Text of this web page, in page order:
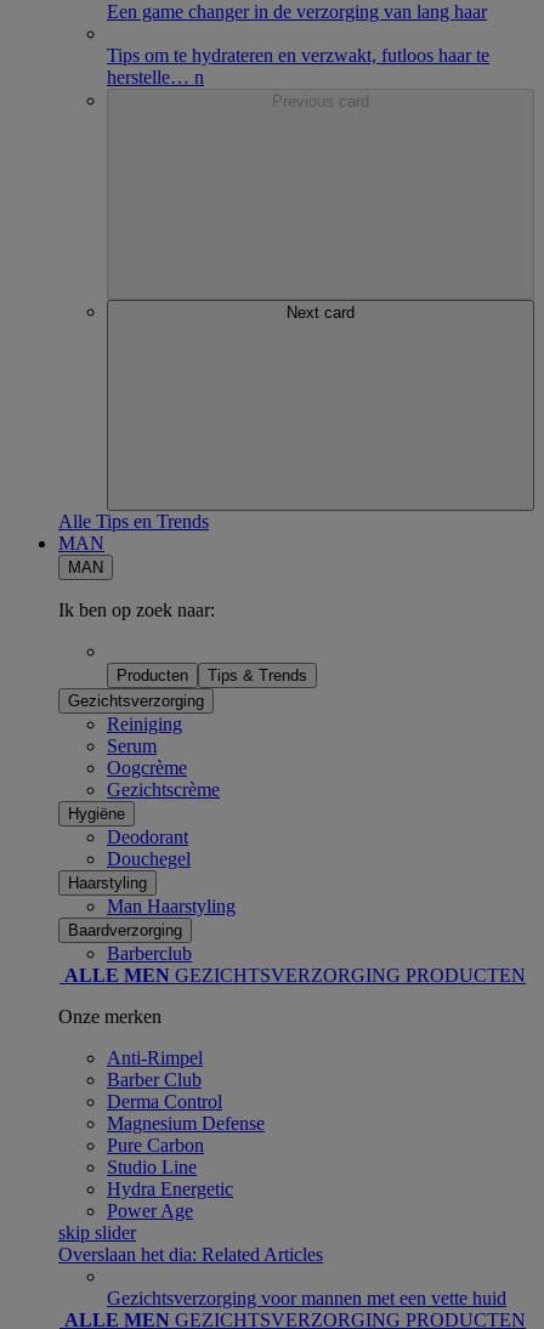
Een game changer in de verzorging van lang haar
Tips om te hydrateren en verzwakt, futloos haar te
herstelle… n
Previous card
Next card
Alle Tips en Trends
MAN
MAN
Ik ben op zoek naar:
Producten
Tips & Trends
Gezichtsverzorging
Reiniging
Serum
Oogcrème
Gezichtscrème
Hygiëne
Deodorant
Douchegel
Haarstyling
Man Haarstyling​
Baardverzorging
Barberclub
ALLE MEN GEZICHTSVERZORGING PRODUCTEN
Onze merken
Anti-Rimpel
Barber Club
Derma Control
Magnesium Defense
Pure Carbon
Studio Line
Hydra Energetic
Power Age
skip slider
Overslaan het dia: Related Articles
Gezichtsverzorging voor mannen met een vette huid
ALLE MEN GEZICHTSVERZORGING PRODUCTEN